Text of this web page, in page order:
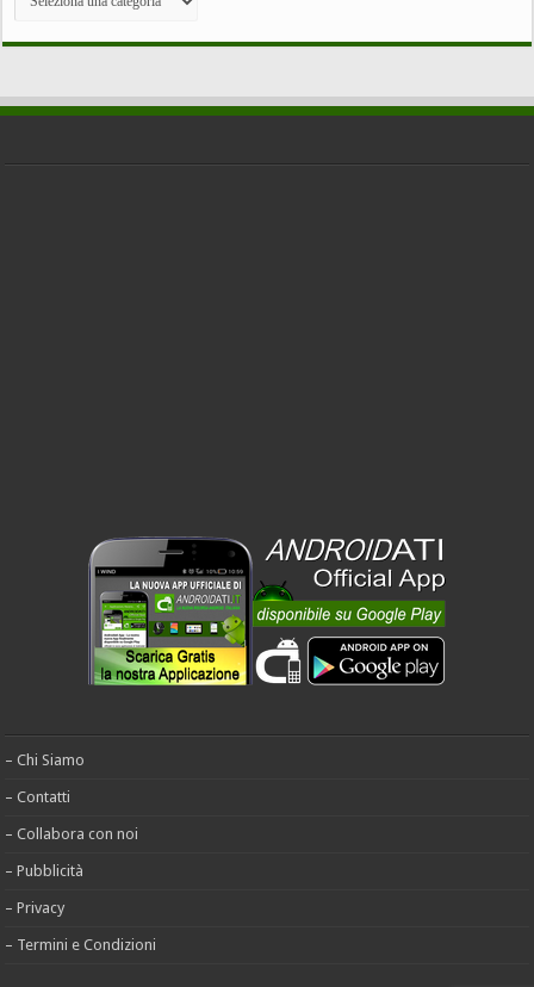
CATEGORIE
– Chi Siamo
– Contatti
– Collabora con noi
– Pubblicità
– Privacy
– Termini e Condizioni